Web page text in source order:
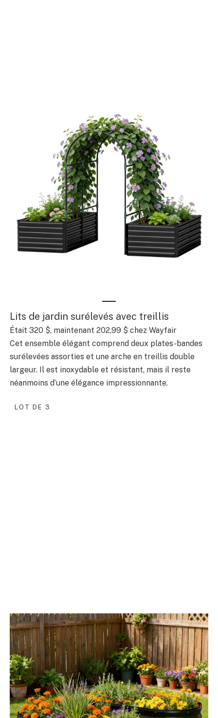
Lits de jardin surélevés avec treillis
Était 320 $, maintenant 202,99 $ chez Wayfair
Cet ensemble élégant comprend deux plates-bandes
surélevées assorties et une arche en treillis double
largeur. Il est inoxydable et résistant, mais il reste
néanmoins d’une élégance impressionnante.
LOT DE 3